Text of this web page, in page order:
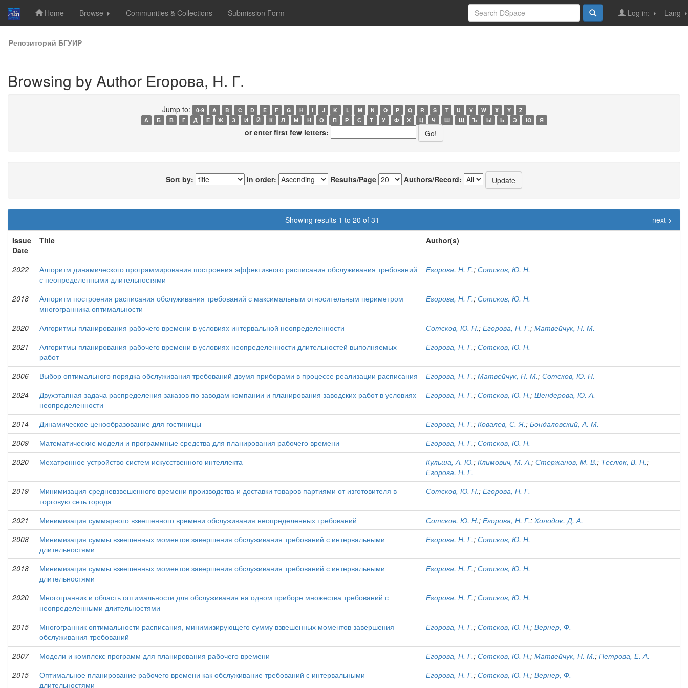
Skip
navigation
Home Browse Communities & Collections Submission Form Lang
Log in:
Репозиторий БГУИР
Browsing by Author Егорова, Н. Г.
Jump to: 0-9 A B C D E F G H I J K L M N O P Q R S T U V W X Y
Z
А
Б В Г Д Е Ж З И Й К Л М Н О П Р С Т У Ф Х Ц Ч Ш Щ Ъ Ы Ь Э Ю Я
or enter first few letters:
Sort by: In order: Results/Page Authors/Record:
Showing results 1 to 20 of 31
next >
Issue
Date
Title Author(s)
2022
Алгоритм динамического программирования построения эффективного расписания обслуживания требований
с неопределенными длительностями
Егорова, Н. Г.; Сотсков, Ю. Н.
2018
Алгоритм построения расписания обслуживания требований с максимальным относительным периметром
многогранника оптимальности
Егорова, Н. Г.; Сотсков, Ю. Н.
2020 Алгоритмы планирования рабочего времени в условиях интервальной неопределенности Сотсков, Ю. Н.; Егорова, Н. Г.; Матвейчук, Н. М.
2021
Алгоритмы планирования рабочего времени в условиях неопределенности длительностей выполняемых
работ
Егорова, Н. Г.; Сотсков, Ю. Н.
2006 Выбор оптимального порядка обслуживания требований двумя приборами в процессе реализации расписания Егорова, Н. Г.; Матвейчук, Н. М.; Сотсков, Ю. Н.
2024
Двухэтапная задача распределения заказов по заводам компании и планирования заводских работ в условиях
неопределенности
Егорова, Н. Г.; Сотсков, Ю. Н.; Шендерова, Ю. А.
2014 Динамическое ценообразование для гостиницы Егорова, Н. Г.; Ковалев, С. Я.; Бондаловский, А. М.
2009
Математические модели и программные средства для планирования рабочего времени Егорова, Н. Г.; Сотсков, Ю. Н.
2020
Мехатронное устройство систем искусственного интеллекта Кульша, А. Ю.; Климович, М. А.; Стержанов, М. В.; Теслюк, В. Н.;
Егорова, Н. Г.
2019
Минимизация средневзвешенного времени производства и доставки товаров партиями от изготовителя в
торговую сеть города
Сотсков, Ю. Н.; Егорова, Н. Г.
2021 Минимизация суммарного взвешенного времени обслуживания неопределенных требований Сотсков, Ю. Н.; Егорова, Н. Г.; Холодок, Д. А.
2008
Минимизация суммы взвешенных моментов завершения обслуживания требований с интервальными
длительностями
Егорова, Н. Г.; Сотсков, Ю. Н.
2018
Минимизация суммы взвешенных моментов завершения обслуживания требований с интервальными
длительностями
Егорова, Н. Г.; Сотсков, Ю. Н.
2020
Многогранник и область оптимальности для обслуживания на одном приборе множества требований с
неопределенными длительностями
Егорова, Н. Г.; Сотсков, Ю. Н.
2015
Многогранник оптимальности расписания, минимизирующего сумму взвешенных моментов завершения
обслуживания требований
Егорова, Н. Г.; Сотсков, Ю. Н.; Вернер, Ф.
2007 Модели и комплекс программ для планирования рабочего времени Егорова, Н. Г.; Сотсков, Ю. Н.; Матвейчук, Н. М.; Петрова, Е. А.
2015
Оптимальное планирование рабочего времени как обслуживание требований с интервальными
длительностями
Егорова, Н. Г.; Сотсков, Ю. Н.; Вернер, Ф.